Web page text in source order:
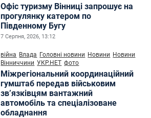
Офіс туризму Вінниці запрошує на
прогулянку катером по
Південному Бугу
7 Серпня, 2026, 13:12
війна Влада Головні новини Новини Новини
Вінниччини УКР.НЕТ фото
Міжрегіональний координаційний
гумштаб передав військовим
зв’язківцям вантажний
автомобіль та спеціалізоване
обладнання